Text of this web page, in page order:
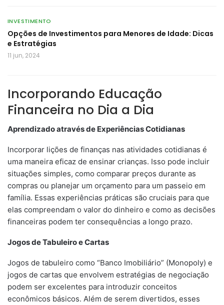
INVESTIMENTO
Opções de Investimentos para Menores de Idade: Dicas
e Estratégias
11 jun, 2024
Incorporando Educação
Financeira no Dia a Dia
Aprendizado através de Experiências Cotidianas
Incorporar lições de finanças nas atividades cotidianas é
uma maneira eficaz de ensinar crianças. Isso pode incluir
situações simples, como comparar preços durante as
compras ou planejar um orçamento para um passeio em
família. Essas experiências práticas são cruciais para que
elas compreendam o valor do dinheiro e como as decisões
financeiras podem ter consequências a longo prazo.
Jogos de Tabuleiro e Cartas
Jogos de tabuleiro como “Banco Imobiliário” (Monopoly) e
jogos de cartas que envolvem estratégias de negociação
podem ser excelentes para introduzir conceitos
econômicos básicos. Além de serem divertidos, esses